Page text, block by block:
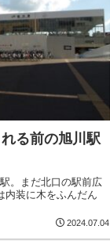
る前の旭川駅
。まだ北口の駅前広
内装に木をふんだん
2024.07.04